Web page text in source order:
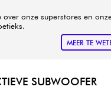
onze superstores en
MEER TE
SUBWOOFER